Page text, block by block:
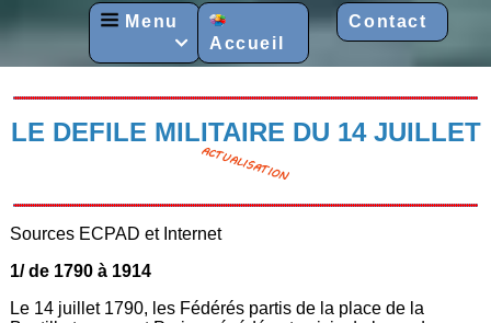
Menu
 Accueil
Contact
LE DEFILE MILITAIRE DU 14 JUILLET
Sources ECPAD et Internet
1/ de 1790 à 1914
Le 14 juillet 1790, les Fédérés partis de la place de la